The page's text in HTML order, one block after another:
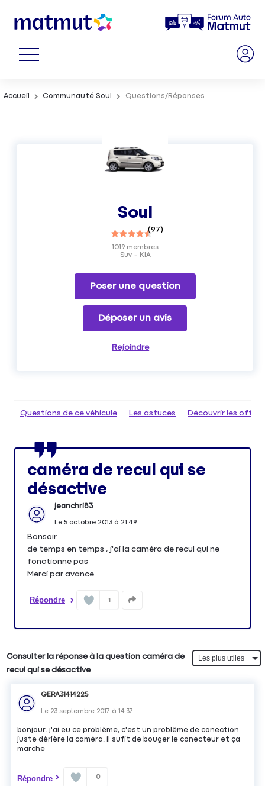
Accueil Communauté Soul Questions/Réponses
Soul
(97)
Suv KIA
1019membres
Poser une question
Déposer un avis
Rejoindre
Questions de ce véhicule Les astuces Découvrir les
caméra de recul qui se
désactive
jeanchri83
Le 5 octobre 2013à 21:49
Bonsoir
de temps en temps , j'ai la caméra de recul qui ne
fonctionne pas
Merci par avance
Répondre 1
Consulter la réponse à la question caméra de
recul qui se désactive
GERA31414225
Le 23 septembre 2017 à14:37
bonjour. j'ai eu ce problême, c'est un problême de conection
juste dèrière la caméra. il sufit de bouger le conecteur et ça
marche
Répondre 0